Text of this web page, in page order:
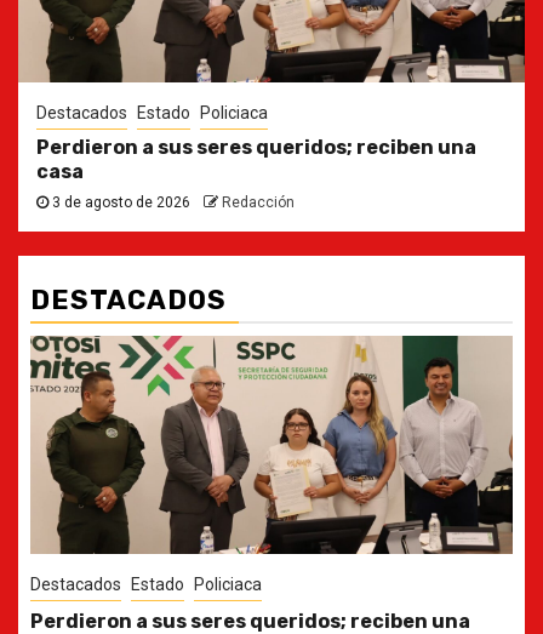
Destacados Estado Policiaca
Perdieron a sus seres queridos; reciben una
casa
3 de agosto de 2026 Redacción
DESTACADOS
Destacados Estado
Ya casi, el quinto informe del Gobernador